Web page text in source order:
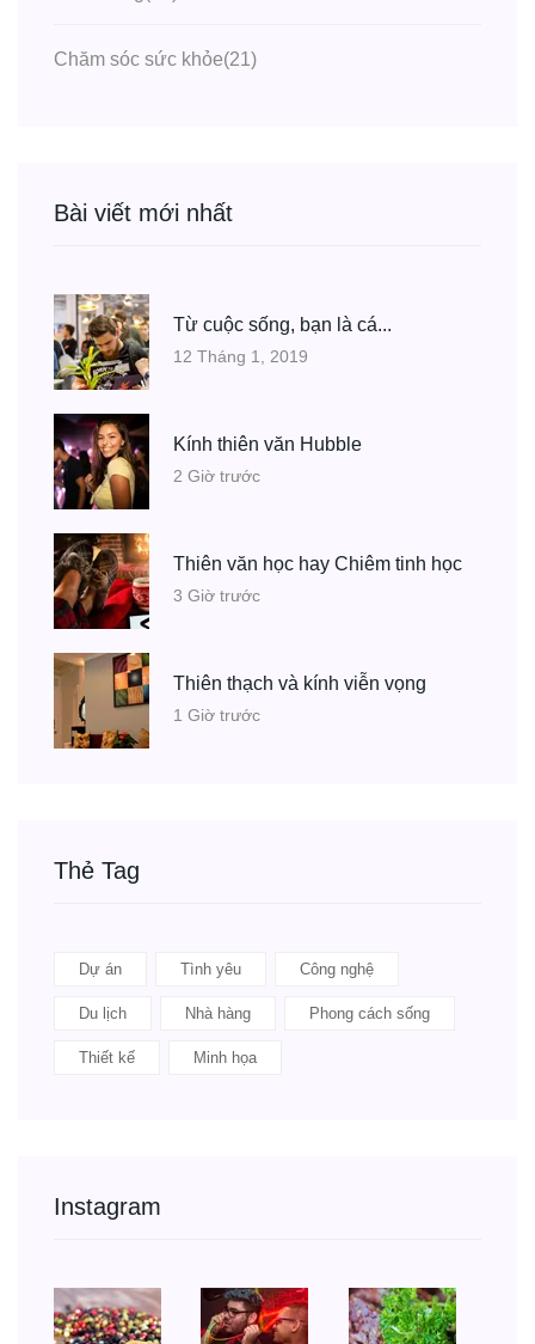
Chăm sóc sức khỏe(21)
Bài viết mới nhất
Từ cuộc sống, bạn là cá...
12 Tháng 1, 2019
Kính thiên văn Hubble
2 Giờ trước
Thiên văn học hay Chiêm tinh học
3 Giờ trước
Thiên thạch và kính viễn vọng
1 Giờ trước
Thẻ Tag
Dự án Tình yêu Công nghệ
Du lịch Nhà hàng Phong cách sống
Thiết kế Minh họa
Instagram